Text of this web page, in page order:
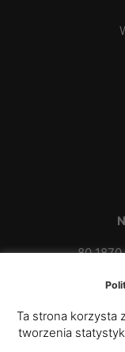
80
Ta strona korzysta
tworzenia